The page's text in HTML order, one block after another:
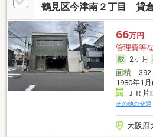
鶴見区今津南２丁目 貸
66万円
管理費等
2ヶ月
面積
1980年1
ＪＲ
その他の交通
大阪府